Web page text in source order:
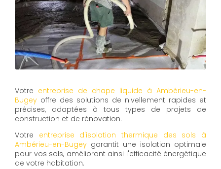
Votre entreprise de chape liquide à Ambérieu-en-
Bugey offre des solutions de nivellement rapides et
précises, adaptées à tous types de projets de
construction et de rénovation.
Votre entreprise d'isolation thermique des sols à
Ambérieu-en-Bugey garantit une isolation optimale
pour vos sols, améliorant ainsi l'efficacité énergétique
de votre habitation.